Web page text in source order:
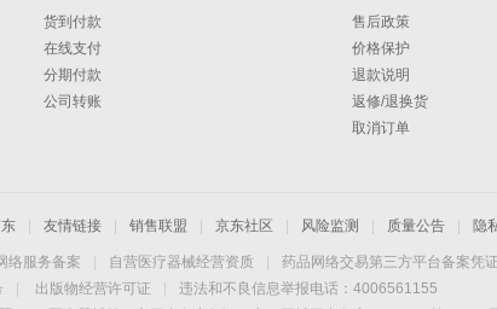
货到付款
在线支付
分期付款
公司转账
售后政策
价格保护
退款说明
返修/退换货
取消订单
友情链接 销售联盟 京东社区 风险监测 质量公告 隐
络服务备案 自营医疗器械经营资质 药品网络交易第三方平台备案凭证
出版物经营许可证
违法和不良信息举报电话：4006561155